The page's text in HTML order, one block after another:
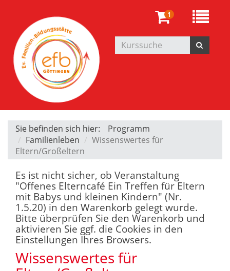
1
Sie befinden sich hier:
Programm
Familienleben
Wissenswertes für
Eltern/Großeltern
Es ist nicht sicher, ob Veranstaltung
"Offenes Elterncafé Ein Treffen für Eltern
mit Babys und kleinen Kindern" (Nr.
1.5.20) in den Warenkorb gelegt wurde.
Bitte überprüfen Sie den Warenkorb und
aktivieren Sie ggf. die Cookies in den
Einstellungen Ihres Browsers.
Wissenswertes für